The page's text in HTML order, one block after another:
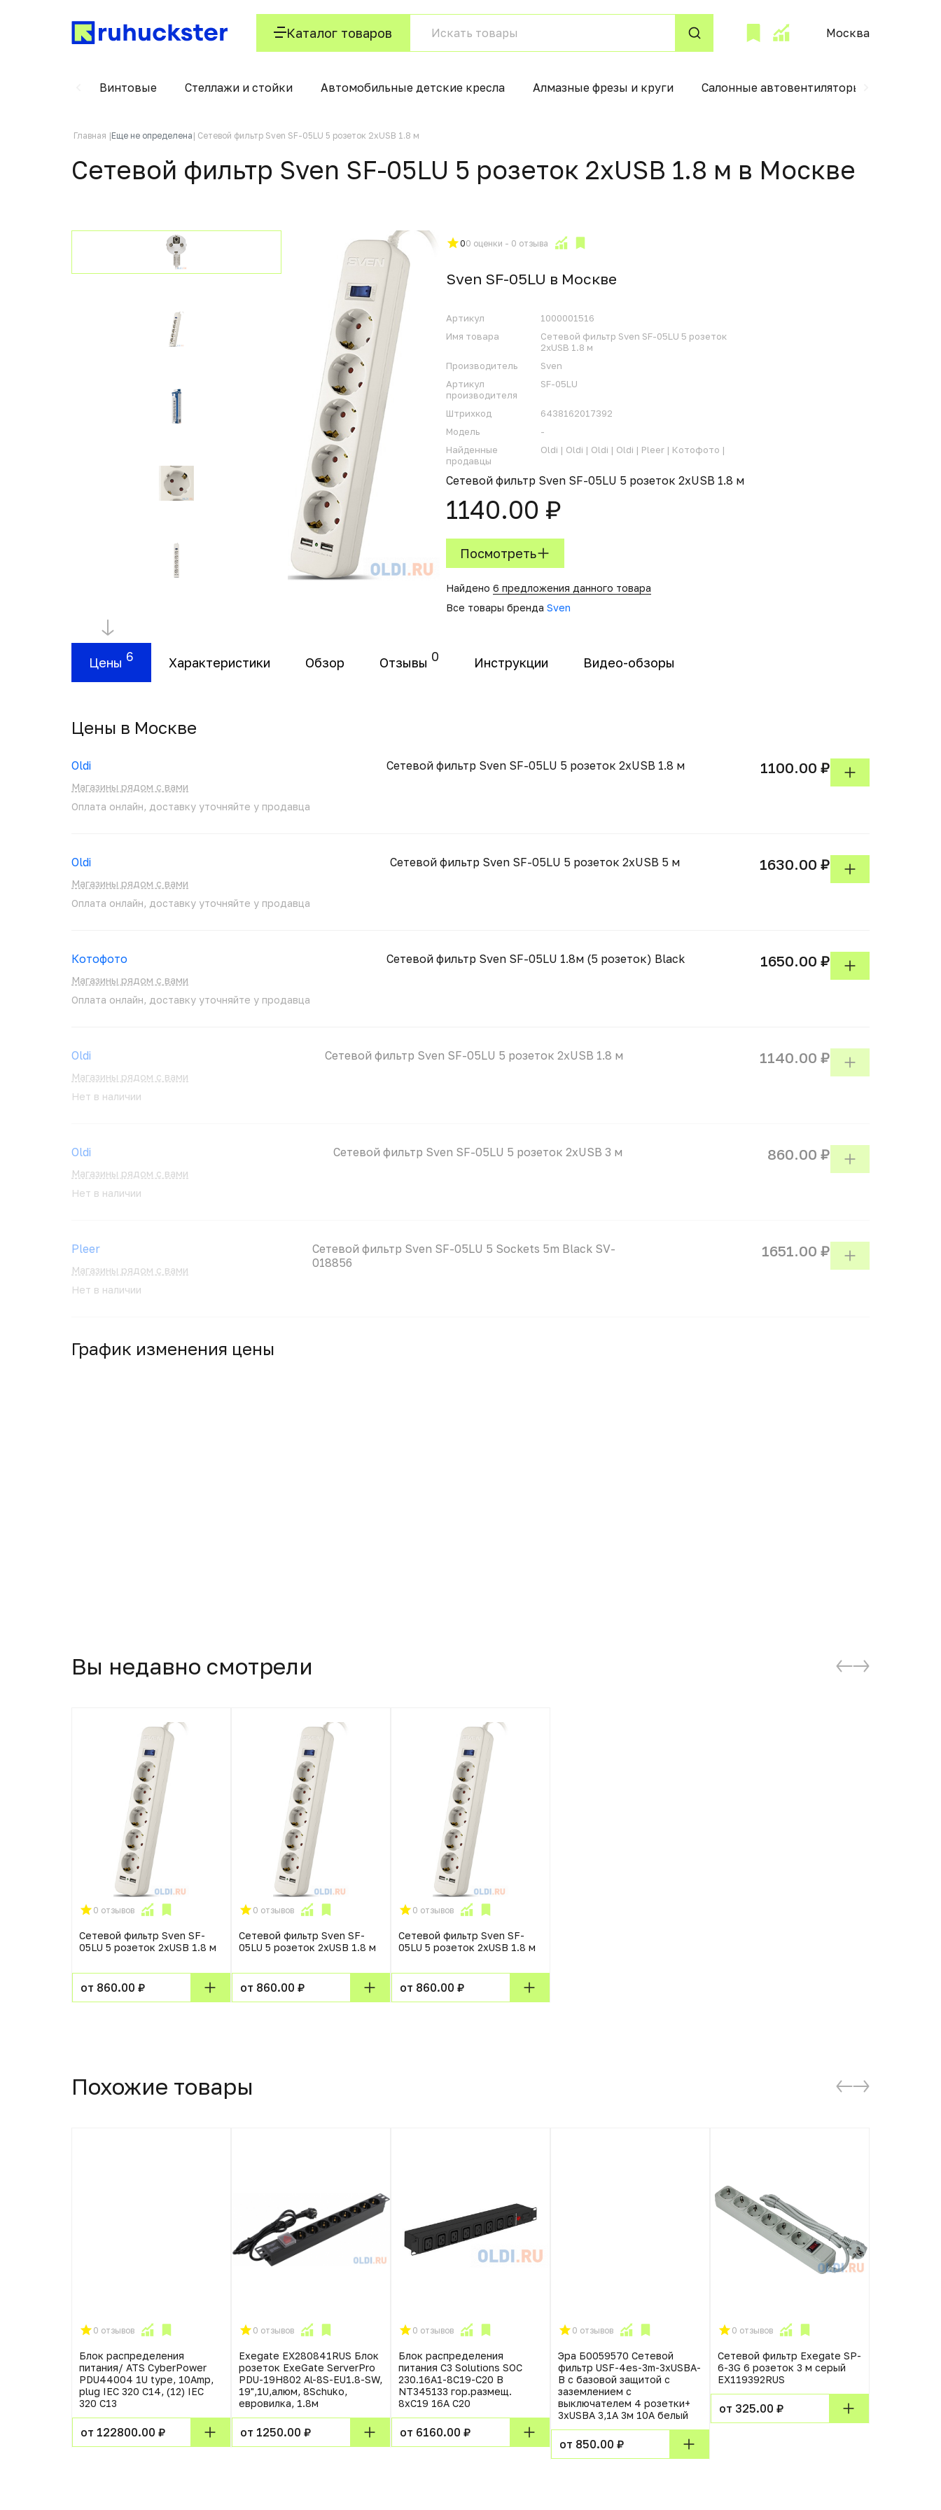
Каталог товаров Москва
Винтовые Стеллажи и стойки Автомобильные детские кресла Алмазные фрезы и круги Салонные автовентиляторы
Главная Еще не определена Сетевой фильтр Sven SF-05LU 5 розеток 2xUSB 1.8 м
Сетевой фильтр Sven SF-05LU 5 розеток 2xUSB 1.8 м в Москвe
00 оценки - 0 отзыва
Sven SF-05LU в Москвe
Артикул
1000001516
Имя товара
Сетевой фильтр Sven SF-05LU 5 розеток
2xUSB 1.8 м
Производитель
Sven
Артикул
производителя
SF-05LU
Штрихкод
6438162017392
Модель
-
Найденные
продавцы
Oldi | Oldi | Oldi | Oldi | Pleer | Котофото |
Сетевой фильтр Sven SF-05LU 5 розеток 2xUSB 1.8 м
1140.00 ₽
Посмотреть
Найдено 6 предложения данного товара
Все товары бренда Sven
Цены 6 Характеристики Обзор Отзывы 0 Инструкции Видео-обзоры
Цены в Москвe
Oldi
Магазины рядом с вами
Оплата онлайн, доставку уточняйте у продавца
Сетевой фильтр Sven SF-05LU 5 розеток 2xUSB 1.8 м 1100.00 ₽
Oldi
Магазины рядом с вами
Оплата онлайн, доставку уточняйте у продавца
Сетевой фильтр Sven SF-05LU 5 розеток 2xUSB 5 м 1630.00 ₽
Котофото
Магазины рядом с вами
Оплата онлайн, доставку уточняйте у продавца
Сетевой фильтр Sven SF-05LU 1.8м (5 розеток) Black 1650.00 ₽
Oldi
Магазины рядом с вами
Нет в наличии
Сетевой фильтр Sven SF-05LU 5 розеток 2xUSB 1.8 м 1140.00 ₽
Oldi
Магазины рядом с вами
Нет в наличии
Сетевой фильтр Sven SF-05LU 5 розеток 2xUSB 3 м 860.00 ₽
Pleer
Магазины рядом с вами
Нет в наличии
Сетевой фильтр Sven SF-05LU 5 Sockets 5m Black SV-
018856
1651.00 ₽
График изменения цены
Вы недавно смотрели
0 отзывов
Сетевой фильтр Sven SF-
05LU 5 розеток 2xUSB 1.8 м
от 860.00 ₽
0 отзывов
Сетевой фильтр Sven SF-
05LU 5 розеток 2xUSB 1.8 м
от 860.00 ₽
0 отзывов
Сетевой фильтр Sven SF-
05LU 5 розеток 2xUSB 1.8 м
от 860.00 ₽
Похожие товары
0 отзывов
Блок распределения
питания/ ATS CyberPower
PDU44004 1U type, 10Amp,
plug IEC 320 C14, (12) IEC
320 C13
от 122800.00 ₽
0 отзывов
Exegate EX280841RUS Блок
розеток ExeGate ServerPro
PDU-19H802 Al-8S-EU1.8-SW,
19",1U,алюм, 8Schuko,
евровилка, 1.8м
от 1250.00 ₽
0 отзывов
Блок распределения
питания C3 Solutions SOC
230.16A1-8С19-С20 B
NT345133 гор.размещ.
8xC19 16A C20
от 6160.00 ₽
0 отзывов
Эра Б0059570 Сетевой
фильтр USF-4es-3m-3xUSBA-
B с базовой защитой с
заземлением с
выключателем 4 розетки+
3xUSBA 3,1A 3м 10А белый
от 850.00 ₽
0 отзывов
Сетевой фильтр Exegate SP-
6-3G 6 розеток 3 м серый
EX119392RUS
от 325.00 ₽